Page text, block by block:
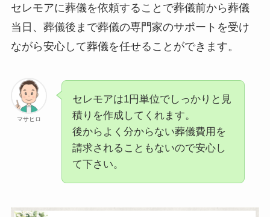
セレモアに葬儀を依頼することで葬儀前から葬儀
当日、葬儀後まで葬儀の専門家のサポートを受け
ながら安心して葬儀を任せることができます。
マサヒロ
セレモアは1円単位でしっかりと見
積りを作成してくれます。
後からよく分からない葬儀費用を
請求されることもないので安心し
て下さい。